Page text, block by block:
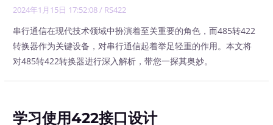
2024年1月15日 17:52:08/ RS422
串行通信在现代技术领域中扮演着至关重要的角色，而485转422
转换器作为关键设备，对串行通信起着举足轻重的作用。本文将
对485转422转换器进行深入解析，带您一探其奥妙。
学习使用422接口设计